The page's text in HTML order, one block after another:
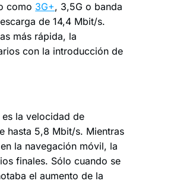
como 3G+, 3,5G o banda
de 14,4 Mbit/s.
más rápida, la
con la introducción de
es la velocidad de
hasta 5,8 Mbit/s. Mientras
la navegación móvil, la
finales. Sólo cuando se
el aumento de la